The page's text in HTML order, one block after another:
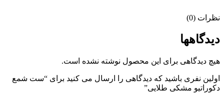
نظرات (0)
دیدگاهها
هیچ دیدگاهی برای این محصول نوشته نشده است.
اولین نفری باشید که دیدگاهی را ارسال می کنید برای “ست شمع
دکوراتیو مشکی طلایی”